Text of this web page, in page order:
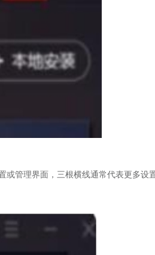
或管理界面，三根横线通常代表更多设